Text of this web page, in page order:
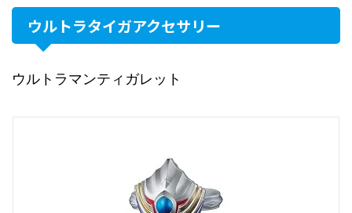
ウルトラタイガアクセサリー
ウルトラマンティガレット